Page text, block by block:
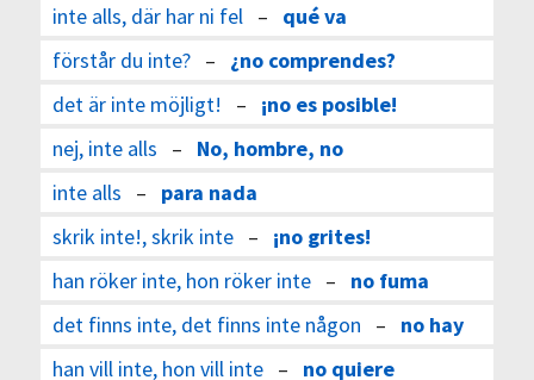
inte alls, där har ni fel– qué va
förstår du inte?– ¿no comprendes?
det är inte möjligt! – ¡no es posible!
nej, inte alls – No, hombre, no
inte alls – para nada
skrik inte!, skrik inte– ¡no grites!
han röker inte, hon röker inte– no fuma
det finns inte, det finns inte någon – no hay
han vill inte, hon vill inte– no quiere